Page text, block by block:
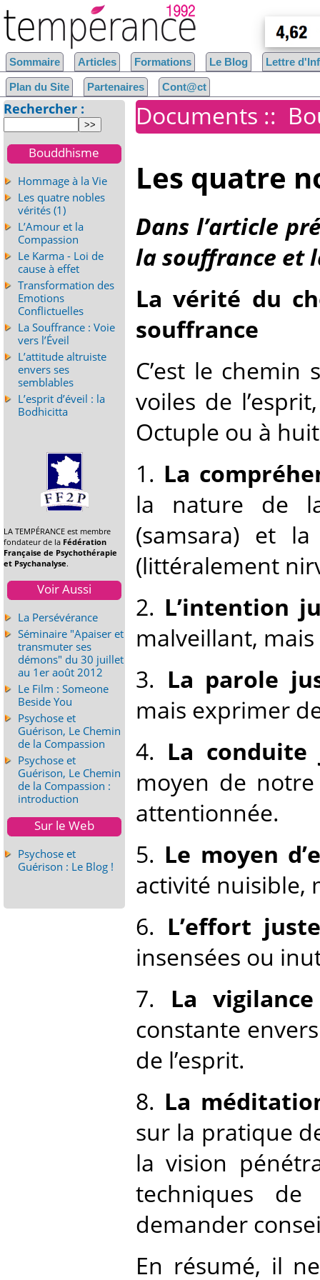
Documents ::
Les quatre
Dans l’article
la souffrance et
La vérité du
souffrance
C’est le
voiles de
Octuple ou à
1. La
la nature de
(samsara) et
(littéralement
2. L’intention
malveillant,
3. La parole
mais exprimer
4. La conduite
moyen de
attentionnée.
5. Le moyen
activité nuisible,
6. L’effort
insensées ou
7. La
constante
de l’esprit.
8. La
sur la pratique
la vision
techniques
demander
En résumé, il
Sommaire Articles Formations Le Blog Lettre
Plan du Site Partenaires Cont@ct
Rechercher :
Bouddhisme
Hommage à la Vie
Les quatre nobles
vérités (1)
L’Amour et la
Compassion
Le Karma - Loi de
cause à effet
Transformation des
Emotions
Conflictuelles
La Souffrance : Voie
vers l’Éveil
L’attitude altruiste
envers ses
semblables
L’esprit d’éveil : la
Bodhicitta
LA TEMPÉRANCE est membre
fondateur de la Fédération
Française de Psychothérapie
et Psychanalyse.
Voir Aussi
La Persévérance
Séminaire "Apaiser et
transmuter ses
démons" du 30 juillet
au 1er août 2012
Le Film : Someone
Beside You
Psychose et
Guérison, Le Chemin
de la Compassion
Psychose et
Guérison, Le Chemin
de la Compassion :
introduction
Sur le Web
Psychose et
Guérison : Le Blog !